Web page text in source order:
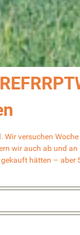
versuchen
wir auch ab und
hätten –